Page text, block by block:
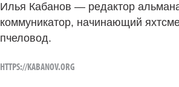
Илья Кабанов — редактор
коммуникатор, начинающий
пчеловод.
HTTPS://KABANOV.ORG